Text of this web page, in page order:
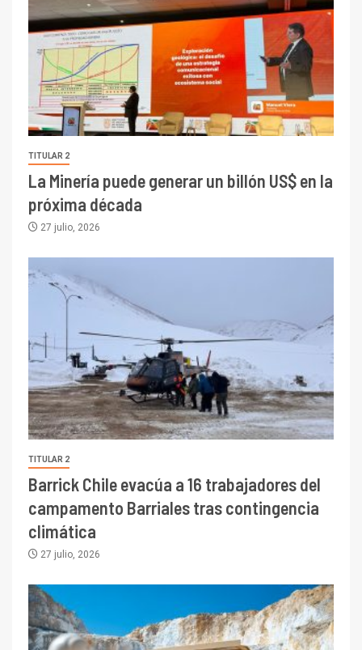
TITULAR 2
La Minería puede generar un billón US$ en la
próxima década
27 julio, 2026
TITULAR 2
Barrick Chile evacúa a 16 trabajadores del
campamento Barriales tras contingencia
climática
27 julio, 2026